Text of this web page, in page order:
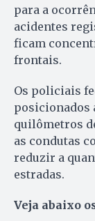
para a
acidentes
ficam
frontais.
Os policiais
posicionados
quilômetros
as condutas
reduzir a
estradas.
Veja abaixo